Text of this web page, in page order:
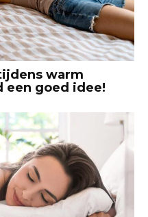
warm
een goed idee!